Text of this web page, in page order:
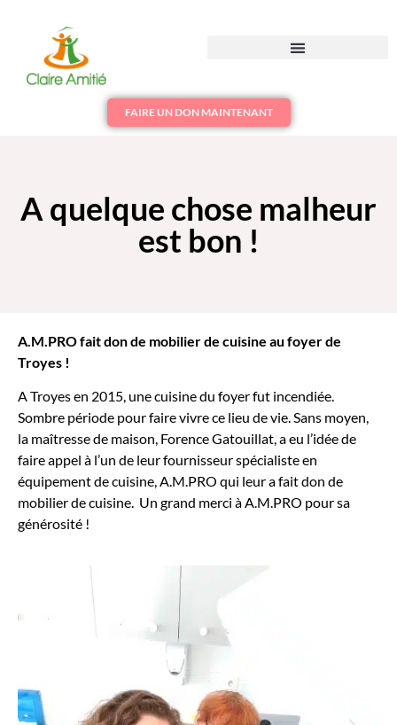
FAIRE UN DON MAINTENANT
A quelque chose malheur
est bon !
A.M.PRO fait don de mobilier de cuisine au foyer de
Troyes !
A Troyes en 2015, une cuisine du foyer fut incendiée.
Sombre période pour faire vivre ce lieu de vie. Sans moyen,
la maîtresse de maison, Forence Gatouillat, a eu l’idée de
faire appel à l’un de leur fournisseur spécialiste en
équipement de cuisine, A.M.PRO qui leur a fait don de
mobilier de cuisine. Un grand merci à A.M.PRO pour sa
générosité !